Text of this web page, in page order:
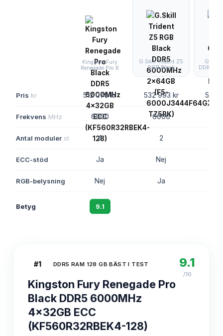
Kingston Fury
Renegade Pro B
G.Skill Trident Z5
RGB Black
G.Skill
DDR5
Pris kr 512 079 kr 532 993 kr 539
Frekvens MHz 6000 6000
Antal moduler st 4 2
ECC-stöd Ja Nej
RGB-belysning Nej Ja
Betyg 9.1
#1 DDR5 RAM 128 GB BÄST I TEST
Kingston Fury Renegade Pro
Black DDR5 6000MHz
4x32GB ECC
(KF560R32RBEK4-128)
9.1
/10